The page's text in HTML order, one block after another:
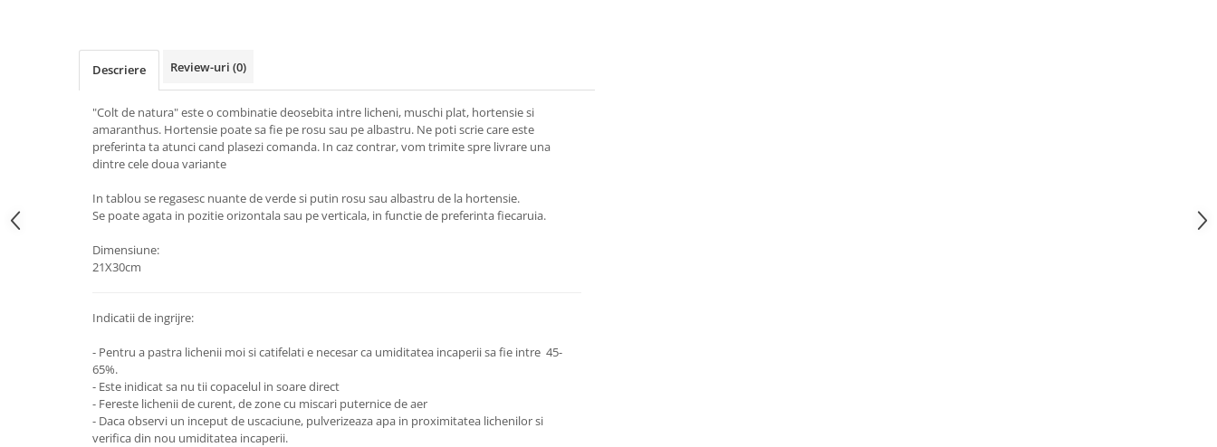
Descriere Review-uri (0)
"Colt de natura" este o combinatie deosebita intre licheni, muschi plat, hortensie si
amaranthus. Hortensie poate sa fie pe rosu sau pe albastru. Ne poti scrie care este
preferinta ta atunci cand plasezi comanda. In caz contrar, vom trimite spre livrare una
dintre cele doua variante
In tablou se regasesc nuante de verde si putin rosu sau albastru de la hortensie.
Se poate agata in pozitie orizontala sau pe verticala, in functie de preferinta fiecaruia.
Dimensiune:
21X30cm
Indicatii de ingrijre:
- Pentru a pastra lichenii moi si catifelati e necesar ca umiditatea incaperii sa fie intre 45-
65%.
- Este inidicat sa nu tii copacelul in soare direct
- Fereste lichenii de curent, de zone cu miscari puternice de aer
- Daca observi un inceput de uscaciune, pulverizeaza apa in proximitatea lichenilor si
verifica din nou umiditatea incaperii.